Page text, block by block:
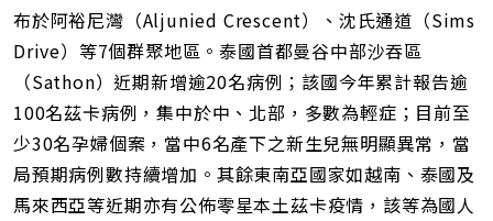
布於阿裕尼灣（Aljunied Crescent）、沈氏通道（Sims
Drive）等7個群聚地區。泰國首都曼谷中部沙吞區
（Sathon）近期新增逾20名病例；該國今年累計報告逾
100名茲卡病例，集中於中、北部，多數為輕症；目前至
少30名孕婦個案，當中6名產下之新生兒無明顯異常，當
局預期病例數持續增加。其餘東南亞國家如越南、泰國及
馬來西亞等近期亦有公佈零星本土茲卡疫情，該等為國人